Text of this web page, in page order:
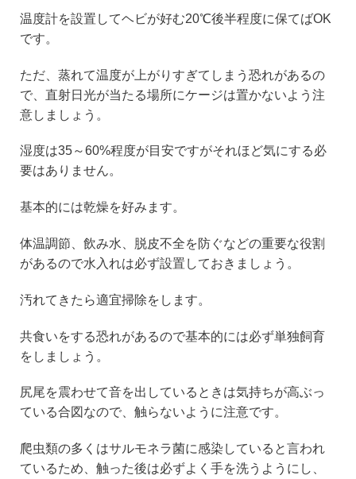
温度計を設置してヘビが好む20℃後半程度に保てばOK
です。
ただ、蒸れて温度が上がりすぎてしまう恐れがあるの
で、直射日光が当たる場所にケージは置かないよう注
意しましょう。
湿度は35～60%程度が目安ですがそれほど気にする必
要はありません。
基本的には乾燥を好みます。
体温調節、飲み水、脱皮不全を防ぐなどの重要な役割
があるので水入れは必ず設置しておきましょう。
汚れてきたら適宜掃除をします。
共食いをする恐れがあるので基本的には必ず単独飼育
をしましょう。
尻尾を震わせて音を出しているときは気持ちが高ぶっ
ている合図なので、触らないように注意です。
爬虫類の多くはサルモネラ菌に感染していると言われ
ているため、触った後は必ずよく手を洗うようにし、